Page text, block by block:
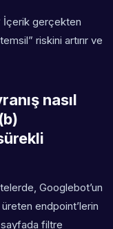
İçerik gerçekten
riskini artırır ve
nasıl
Googlebot’un
endpoint’lerin
sayfada filtre